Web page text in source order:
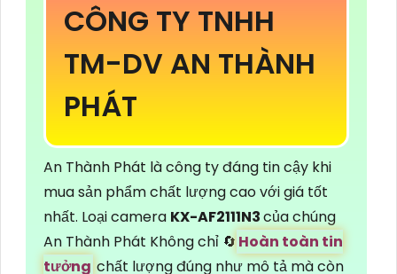
CÔNG TY TNHH
TM-DV AN THÀNH
PHÁT
An Thành Phát là công ty đáng tin cậy khi
mua sản phẩm chất lượng cao với giá tốt
nhất. Loại camera KX-AF2111N3của chúng
An Thành Phát Không chỉ 🔄 Hoàn toàn tin
tưởng chất lượng đúng như mô tả mà còn